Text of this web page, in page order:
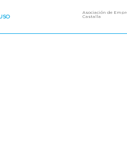
Asociación de
Castalla